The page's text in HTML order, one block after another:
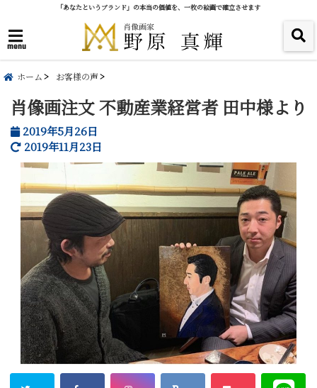
「あなたというブランド」の本当の価値を、一枚の絵画で確立させます
menu
ホーム お客様の声
肖像画注文 不動産業経営者 田中様より
2019年5月26日
2019年11月23日